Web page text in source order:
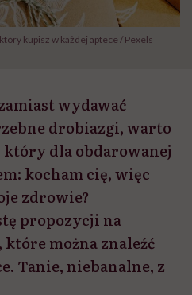
kupisz w każdej aptece / Pexels
wydawać
drobiazgi, warto
dla obdarowanej
kocham cię, więc
zdrowie?
propozycji na
można znaleźć
Tanie, niebanalne, z